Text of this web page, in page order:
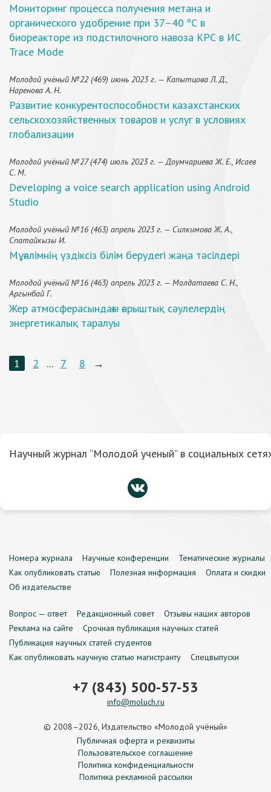
Мониторинг процесса получения метана и
органического удобрение при 37–40 ºС в
биореакторе из подстилочного навоза КРС в ИС
Trace Mode
Молодой учёный №22 (469) июнь 2023 г. — Капытцова Л. Д.,
Наренова А. Н.
Развитие конкурентоспособности казахстанских
сельскохозяйственных товаров и услуг в условиях
глобализации
Молодой учёный №27 (474) июль 2023 г. — Доумчариева Ж. Е., Исаев
С. М.
Developing a voice search application using Android
Studio
Молодой учёный №16 (463) апрель 2023 г. — Силкимова Ж. А.,
Спатайкызы И.
Мұғалімнің үздіксіз білім берудегі жаңа тәсілдері
Молодой учёный №16 (463) апрель 2023 г. — Молдатаева С. Н.,
Аргынбай Г.
Жер атмосферасындағы ғарыштық сәулелердің
энергетикалық таралуы
1 2 ... 7 8 →
Научный журнал “Молодой ученый” в социальных
Номера журнала Научные конференции
Тематические журналы
Как опубликовать статью
Полезная информация
Оплата и скидки
Об издательстве
Вопрос — ответ Редакционный совет
Отзывы наших авторов
Реклама на сайте
Срочная публикация научных статей
Публикация научных статей студентов
Как опубликовать научную статью магистранту
Спецвыпуски
+7 (843) 500-57-53
info@moluch.ru
© 2008–2026, Издательство «Молодой учёный»
Публичная оферта и реквизиты
Пользовательское соглашение
Политика конфиденциальности
Политика рекламной рассылки